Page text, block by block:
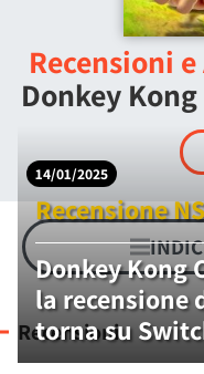
Recensioni
Donkey
Recensioni
14/01/2025
Recensione
Donkey Kong
la recensione
torna su